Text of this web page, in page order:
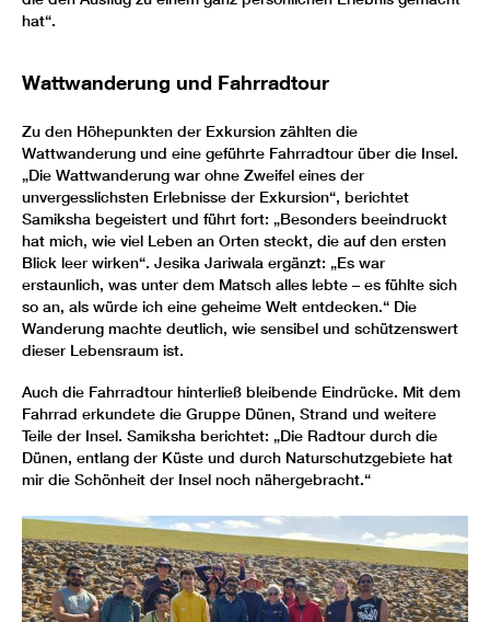
hat“.
Wattwanderung und Fahrradtour
Zu den Höhepunkten der Exkursion zählten die
Wattwanderung und eine geführte Fahrradtour über die Insel.
„Die Wattwanderung war ohne Zweifel eines der
unvergesslichsten Erlebnisse der Exkursion“, berichtet
Samiksha begeistert und führt fort: „Besonders beeindruckt
hat mich, wie viel Leben an Orten steckt, die auf den ersten
Blick leer wirken“. Jesika Jariwala ergänzt: „Es war
erstaunlich, was unter dem Matsch alles lebte – es fühlte sich
so an, als würde ich eine geheime Welt entdecken.“ Die
Wanderung machte deutlich, wie sensibel und schützenswert
dieser Lebensraum ist.
Auch die Fahrradtour hinterließ bleibende Eindrücke. Mit dem
Fahrrad erkundete die Gruppe Dünen, Strand und weitere
Teile der Insel. Samiksha berichtet: „Die Radtour durch die
Dünen, entlang der Küste und durch Naturschutzgebiete hat
mir die Schönheit der Insel noch nähergebracht.“